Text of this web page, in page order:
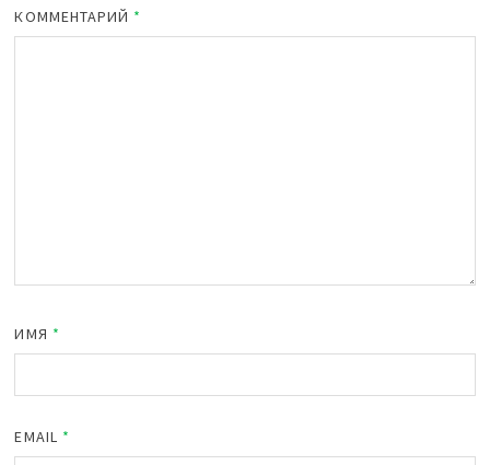
КОММЕНТАРИЙ *
ИМЯ *
EMAIL *